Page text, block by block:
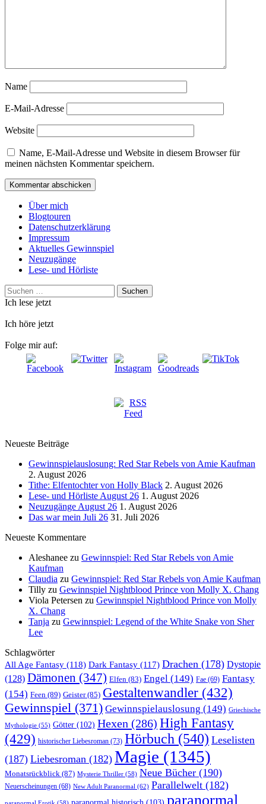
Name
E-Mail-Adresse
Website
Name, E-Mail-Adresse und Website in diesem Browser für
meinen nächsten Kommentar speichern.
Über mich
Blogtouren
Datenschutzerklärung
Impressum
Aktuelles Gewinnspiel
Neuzugänge
Lese- und Hörliste
Suchen
nach:
Ich lese jetzt
Ich höre jetzt
Folge mir auf:
Neueste Beiträge
Gewinnspielauslosung: Red Star Rebels von Amie Kaufman
2. August 2026
Tithe: Elfentochter von Holly Black 2. August 2026
Lese- und Hörliste August 26 1. August 2026
Neuzugänge August 26 1. August 2026
Das war mein Juli 26 31. Juli 2026
Neueste Kommentare
Aleshanee zu Gewinnspiel: Red Star Rebels von Amie
Kaufman
Claudia zu Gewinnspiel: Red Star Rebels von Amie Kaufman
Tilly zu Gewinnspiel Nightblood Prince von Molly X. Chang
Viola Petersen zu Gewinnspiel Nightblood Prince von Molly
X. Chang
Tanja zu Gewinnspiel: Legend of the White Snake von Sher
Lee
Schlagwörter
All Age Fantasy (118) Dark Fantasy (117) Drachen (178) Dystopie
(128) Dämonen (347) Elfen (83) Engel (149) Fae (69) Fantasy
(154) Feen (89) Geister(85) Gestaltenwandler (432)
Gewinnspiel (371) Gewinnspielauslosung (149) Griechische
Mythologie (55) Götter (102) Hexen (286) High Fantasy
(429) historischer Liebesroman (73) Hörbuch (540) Leselisten
(187) Liebesroman (182) Magie (1345)
Monatsrückblick (87) Mysterie Thriller (58) Neue Bücher (190)
Neuerscheinungen (68) New Adult Paranormal (62) Parallelwelt (182)
paranormal historisch (103) paranormal